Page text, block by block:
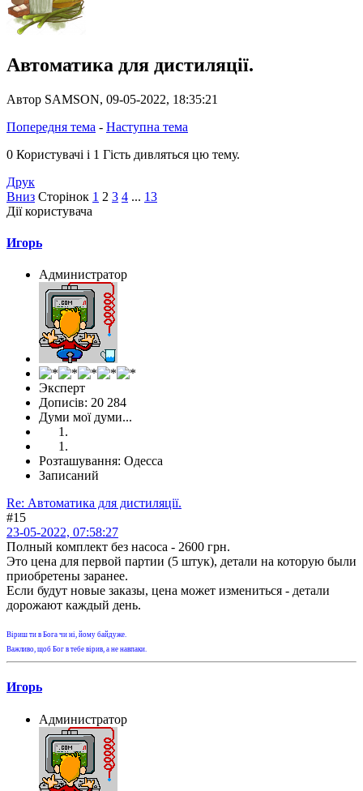
Автоматика для дистиляції.
Автор SAMSON, 09-05-2022, 18:35:21
Попередня тема - Наступна тема
0 Користувачі і 1 Гість дивляться цю тему.
Друк
Вниз Сторінок 1 2 3 4 ... 13
Дії користувача
Игорь
Администратор
Эксперт
Дописів: 20 284
Думи мої думи...
Розташування: Одесса
Записаний
Re: Автоматика для дистиляції.
#15
23-05-2022, 07:58:27
Полный комплект без насоса - 2600 грн.
Это цена для первой партии (5 штук), детали на которую были
приобретены заранее.
Если будут новые заказы, цена может измениться - детали
дорожают каждый день.
Віриш ти в Бога чи ні, йому байдуже.
Важливо, щоб Бог в тебе вірив, а не навпаки.
Игорь
Администратор